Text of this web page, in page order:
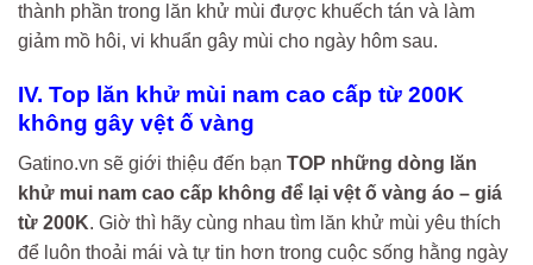
thành phần trong lăn khử mùi được khuếch tán và làm
giảm mồ hôi, vi khuẩn gây mùi cho ngày hôm sau.
IV. Top lăn khử mùi nam cao cấp từ 200K
không gây vệt ố vàng
Gatino.vn sẽ giới thiệu đến bạn TOP những dòng lăn
khử mui nam cao cấp không để lại vệt ố vàng áo – giá
từ 200K. Giờ thì hãy cùng nhau tìm lăn khử mùi yêu thích
để luôn thoải mái và tự tin hơn trong cuộc sống hằng ngày